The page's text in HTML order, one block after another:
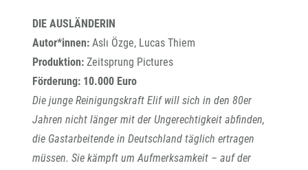
DIE AUSLÄNDERIN
Autor*innen: Aslı Özge, Lucas Thiem
Produktion: Zeitsprung Pictures
Förderung: 10.000 Euro
Die junge Reinigungskraft Elif will sich in den 80er
Jahren nicht länger mit der Ungerechtigkeit abfinden,
die Gastarbeitende in Deutschland täglich ertragen
müssen. Sie kämpft um Aufmerksamkeit – auf der